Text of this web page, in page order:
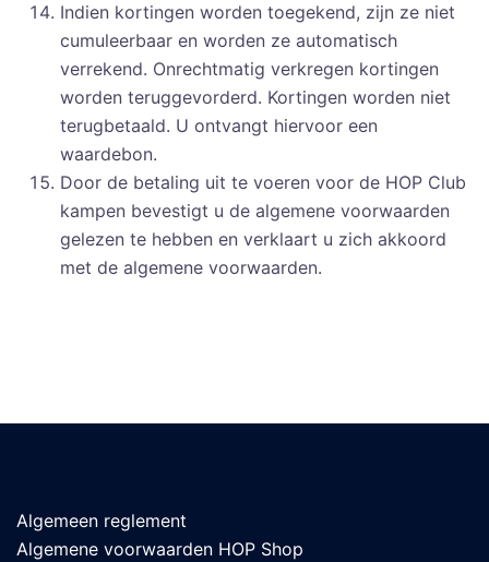
Indien kortingen worden toegekend, zijn ze niet
cumuleerbaar en worden ze automatisch
verrekend. Onrechtmatig verkregen kortingen
worden teruggevorderd. Kortingen worden niet
terugbetaald. U ontvangt hiervoor een
waardebon.
Door de betaling uit te voeren voor de HOP Club
kampen bevestigt u de algemene voorwaarden
gelezen te hebben en verklaart u zich akkoord
met de algemene voorwaarden.
Algemeen reglement
Algemene voorwaarden HOP Shop